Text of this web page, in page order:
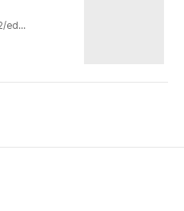
educulture/educulture.jsp?
국